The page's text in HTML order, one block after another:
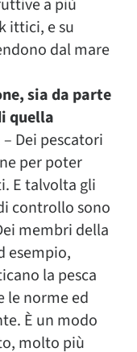
a più
ittici, e su
dal mare
sia da parte
quella
Dei pescatori
per poter
E talvolta gli
controllo sono
membri della
esempio,
la pesca
le norme ed
È un modo
molto più